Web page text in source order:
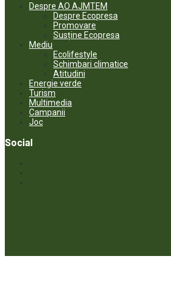
Despre AO AJMTEM
Despre Ecopresa
Promovare
Susține Ecopresa
Mediu
Ecolifestyle
Schimbari climatice
Atitudini
Energie verde
Turism
Multimedia
Campanii
Joc
Social